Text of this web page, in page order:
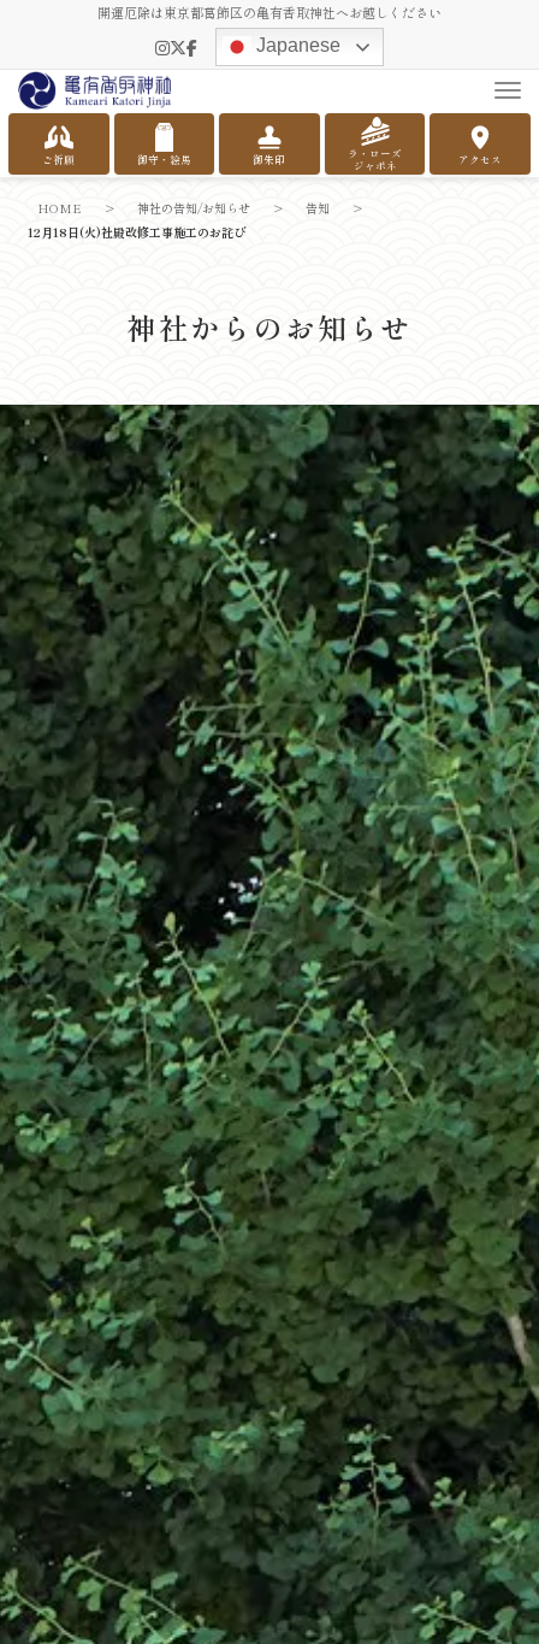
開運厄除は東京都葛飾区の亀有香取神社へお越しください
Japanese
ご祈願 御守・絵馬 御朱印
ラ・ローズ
ジャポネ
アクセス
神社からのお知らせ
HOME > 神社の告知/お知らせ > 告知
>
12月18日(火)社殿改修工事施工のお詫び